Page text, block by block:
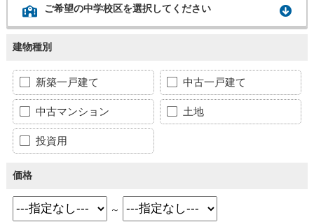
ご希望の中学校区を選択してください
建物種別
新築一戸建て 中古一戸建て
中古マンション 土地
投資用
価格
～